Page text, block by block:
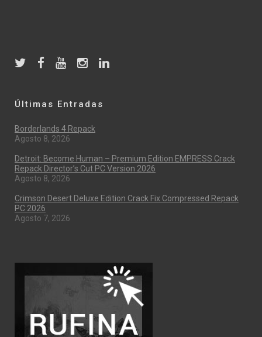
Últimas Entradas
Borderlands 4 Repack
Agosto 8, 2026
Detroit: Become Human – Premium Edition EMPRESS Crack
Repack Director’s Cut PC Version 2026
Agosto 8, 2026
Crimson Desert Deluxe Edition Crack Fix Compressed Repack
PC 2026
Agosto 7, 2026